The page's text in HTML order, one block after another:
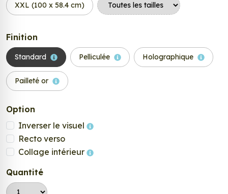
XXL (100 x 58.4 cm)
Finition
Standard Pelliculée Holographique
Pailleté or
Option
Inverser le visuel
Recto verso
Collage intérieur
Quantité